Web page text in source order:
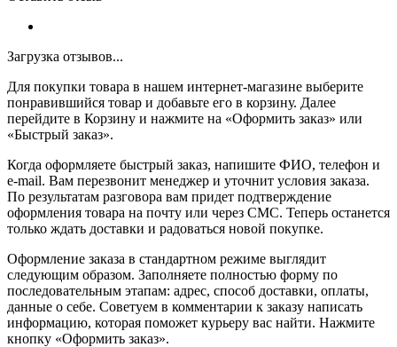
Загрузка отзывов...
Для покупки товара в нашем интернет-магазине выберите
понравившийся товар и добавьте его в корзину. Далее
перейдите в Корзину и нажмите на «Оформить заказ» или
«Быстрый заказ».
Когда оформляете быстрый заказ, напишите ФИО, телефон и
e-mail. Вам перезвонит менеджер и уточнит условия заказа.
По результатам разговора вам придет подтверждение
оформления товара на почту или через СМС. Теперь останется
только ждать доставки и радоваться новой покупке.
Оформление заказа в стандартном режиме выглядит
следующим образом. Заполняете полностью форму по
последовательным этапам: адрес, способ доставки, оплаты,
данные о себе. Советуем в комментарии к заказу написать
информацию, которая поможет курьеру вас найти. Нажмите
кнопку «Оформить заказ».